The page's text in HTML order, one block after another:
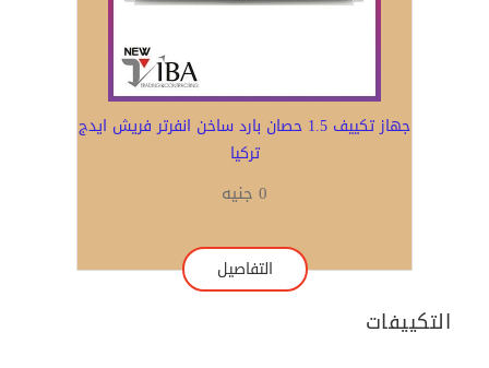
جهاز تكييف 1.5 حصان بارد ساخن انفرتر فريش ايدج
تركيا
0 جنيه
التفاصيل
التكييفات